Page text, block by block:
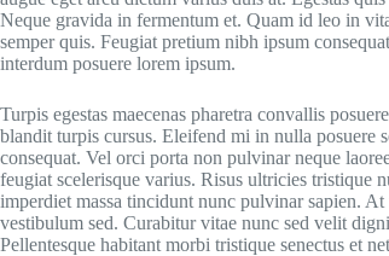
Neque gravida in fermentum et. Quam id leo in
semper quis. Feugiat pretium nibh ipsum
interdum posuere lorem ipsum.
Turpis egestas maecenas pharetra convallis
blandit turpis cursus. Eleifend mi in nulla posuere
consequat. Vel orci porta non pulvinar neque
feugiat scelerisque varius. Risus ultricies tristique
imperdiet massa tincidunt nunc pulvinar sapien.
vestibulum sed. Curabitur vitae nunc sed velit
Pellentesque habitant morbi tristique senectus et